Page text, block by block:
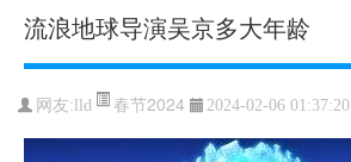
流浪地球导演吴京多大年龄
网友: lld 春节2024 2024-02-06 01:37:20